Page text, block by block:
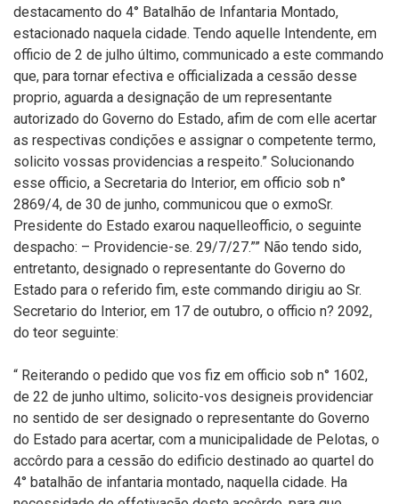
destacamento do 4° Batalhão de Infantaria Montado,
estacionado naquela cidade. Tendo aquelle Intendente, em
officio de 2 de julho último, communicado a este commando
que, para tornar efectiva e officializada a cessão desse
proprio, aguarda a designação de um representante
autorizado do Governo do Estado, afim de com elle acertar
as respectivas condições e assignar o competente termo,
solicito vossas providencias a respeito.” Solucionando
esse officio, a Secretaria do Interior, em officio sob n°
2869/4, de 30 de junho, communicou que o exmoSr.
Presidente do Estado exarou naquelleofficio, o seguinte
despacho: – Providencie-se. 29/7/27.”” Não tendo sido,
entretanto, designado o representante do Governo do
Estado para o referido fim, este commando dirigiu ao Sr.
Secretario do Interior, em 17 de outubro, o officio n? 2092,
do teor seguinte:
“ Reiterando o pedido que vos fiz em officio sob n° 1602,
de 22 de junho ultimo, solicito-vos designeis providenciar
no sentido de ser designado o representante do Governo
do Estado para acertar, com a municipalidade de Pelotas, o
accôrdo para a cessão do edificio destinado ao quartel do
4° batalhão de infantaria montado, naquella cidade. Ha